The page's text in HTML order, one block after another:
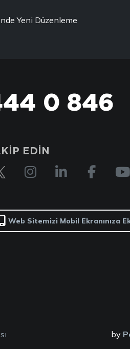
Yeni Düzenleme
0 846
EDİN
Web Sitemizi Mobil Ekranınıza
by